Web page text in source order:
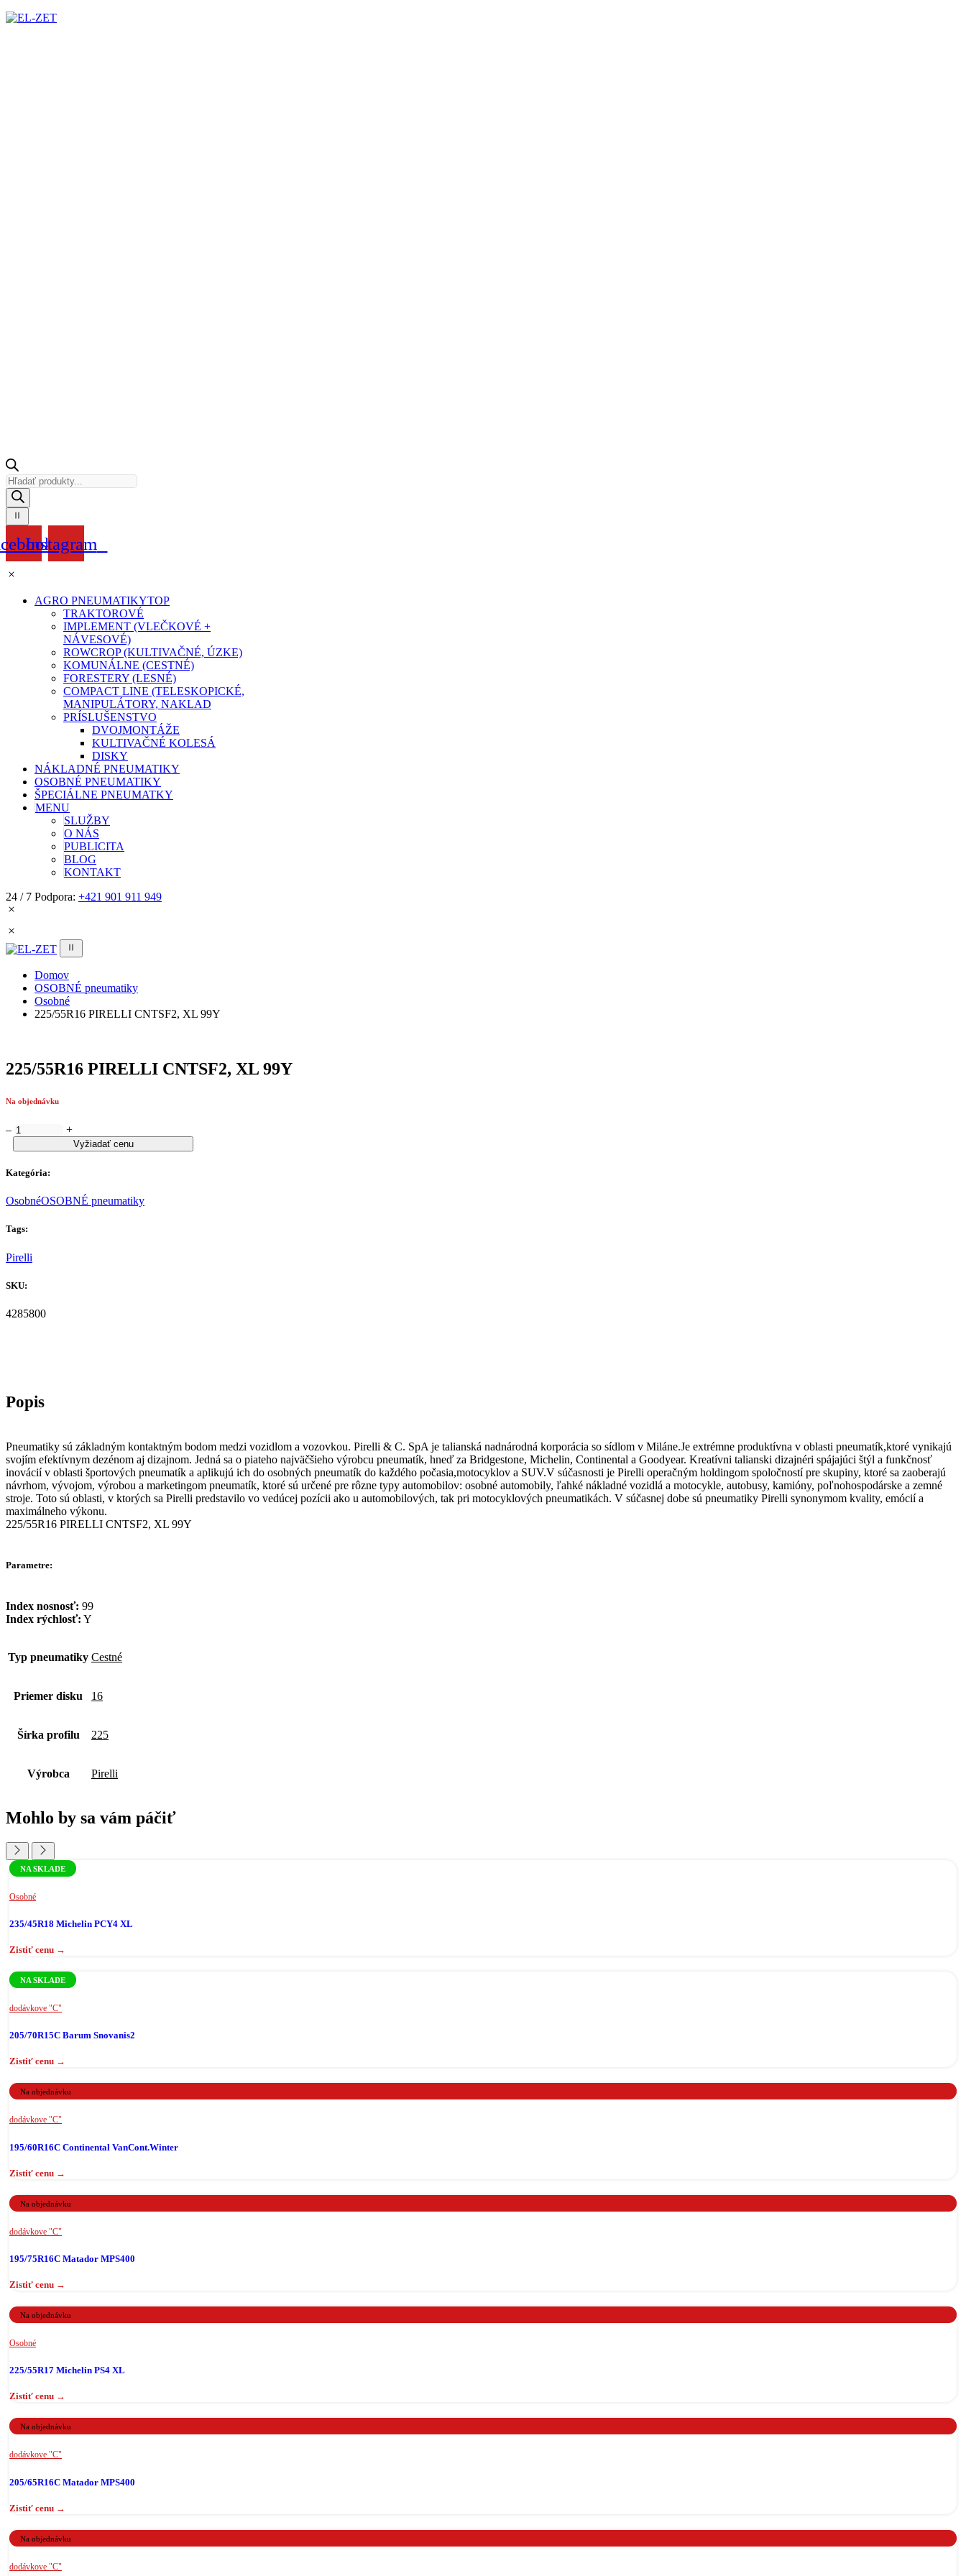
Products
search
Instagram
AGRO PNEUMATIKYTOP
TRAKTOROVÉ
IMPLEMENT (VLEČKOVÉ +
NÁVESOVÉ)
ROWCROP (KULTIVAČNÉ, ÚZKE)
KOMUNÁLNE (CESTNÉ)
FORESTERY (LESNÉ)
COMPACT LINE (TELESKOPICKÉ,
MANIPULÁTORY, NAKLAD
PRÍSLUŠENSTVO
DVOJMONTÁŽE
KULTIVAČNÉ KOLESÁ
DISKY
NÁKLADNÉ PNEUMATIKY
OSOBNÉ PNEUMATIKY
ŠPECIÁLNE PNEUMATKY
MENU
SLUŽBY
O NÁS
PUBLICITA
BLOG
KONTAKT
24 / 7 Podpora: +421 901 911 949
Domov
OSOBNÉ pneumatiky
Osobné
225/55R16 PIRELLI CNTSF2, XL 99Y
225/55R16 PIRELLI CNTSF2, XL 99Y
Na objednávku
– +
Vyžiadať cenu
Kategória:
OsobnéOSOBNÉ pneumatiky
Tags:
Pirelli
SKU:
4285800
Pneumatiky sú základným kontaktným bodom medzi vozidlom a vozovkou. Pirelli & C. SpA je talianská nadnárodná korporácia so sídlom v Miláne.Je extrémne produktívna v oblasti pneumatík,ktoré vynikajú
svojím efektívnym dezénom aj dizajnom. Jedná sa o piateho najväčšieho výrobcu pneumatík, hneď za Bridgestone, Michelin, Continental a Goodyear. Kreatívni talianski dizajnéri spájajúci štýl a funkčnosť
inovácií v oblasti športových pneumatík a aplikujú ich do osobných pneumatík do každého počasia,motocyklov a SUV.V súčasnosti je Pirelli operačným holdingom spoločností pre skupiny, ktoré sa zaoberajú
návrhom, vývojom, výrobou a marketingom pneumatík, ktoré sú určené pre rôzne typy automobilov: osobné automobily, ľahké nákladné vozidlá a motocykle, autobusy, kamióny, poľnohospodárske a zemné
stroje. Toto sú oblasti, v ktorých sa Pirelli predstavilo vo vedúcej pozícii ako u automobilových, tak pri motocyklových pneumatikách. V súčasnej dobe sú pneumatiky Pirelli synonymom kvality, emócií a
maximálneho výkonu.
225/55R16 PIRELLI CNTSF2, XL 99Y
Parametre:
Index nosnosť: 99
Index rýchlosť: Y
Typ pneumatiky Cestné
Priemer disku 16
Šírka profilu 225
Výrobca Pirelli
Mohlo by sa vám páčiť
NA SKLADE
Osobné
235/45R18 Michelin PCY4 XL
NA SKLADE
dodávkove "C"
205/70R15C Barum Snovanis2
Na objednávku
dodávkove "C"
195/60R16C Continental VanCont.Winter
Na objednávku
dodávkove "C"
195/75R16C Matador MPS400
Na objednávku
Osobné
225/55R17 Michelin PS4 XL
Na objednávku
dodávkove "C"
205/65R16C Matador MPS400
Na objednávku
dodávkove "C"